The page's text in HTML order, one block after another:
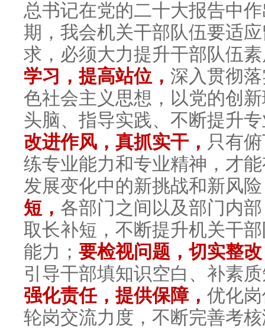
总书记在党的二十大报告中
期，我会机关干部队伍要适
求，必须大力提升干部队伍
学习，提高站位， 深入贯彻
色社会主义思想，以党的创
头脑、指导实践、不断提升
改进作风，真抓实干， 只有
练专业能力和专业精神，才
发展变化中的新挑战和新风
短， 各部门之间以及部门内
取长补短，不断提升机关干
能力； 要检视问题，切实整
引导干部填知识空白、补素
强化责任，提供保障， 优化
轮岗交流力度，不断完善考